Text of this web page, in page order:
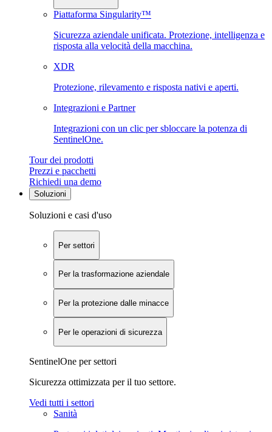
Piattaforma Singularity™
Sicurezza aziendale unificata. Protezione, intelligenza e
risposta alla velocità della macchina.
XDR
Protezione, rilevamento e risposta nativi e aperti.
Integrazioni e Partner
Integrazioni con un clic per sbloccare la potenza di
SentinelOne.
Tour dei prodotti
Prezzi e pacchetti
Richiedi una demo
Soluzioni
Soluzioni e casi d'uso
Per settori
Per la trasformazione aziendale
Per la protezione dalle minacce
Per le operazioni di sicurezza
SentinelOne per settori
Sicurezza ottimizzata per il tuo settore.
Vedi tutti i settori
Sanità